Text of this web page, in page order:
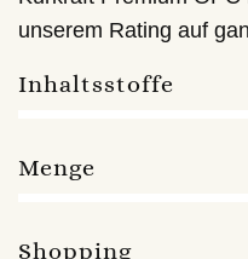
unserem Rating auf
Inhaltsstoffe
Menge
Shopping